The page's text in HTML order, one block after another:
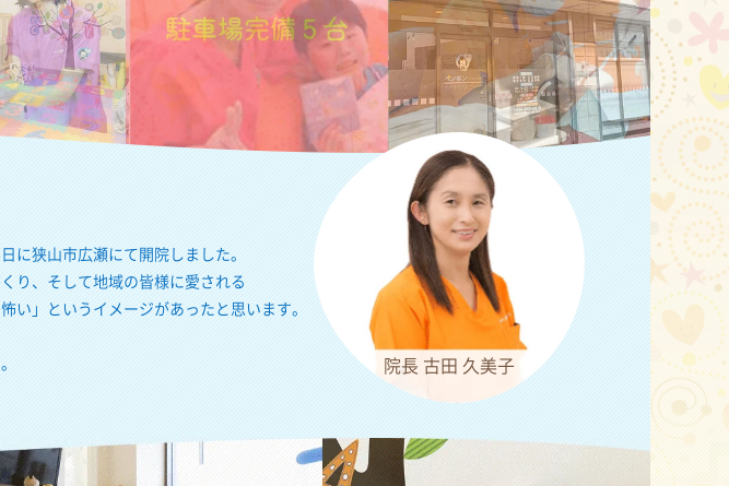
院長 古田 久美子
に狭山市広瀬にて開院しました。
り、そして地域の皆様に愛される
い」というイメージがあったと思います。